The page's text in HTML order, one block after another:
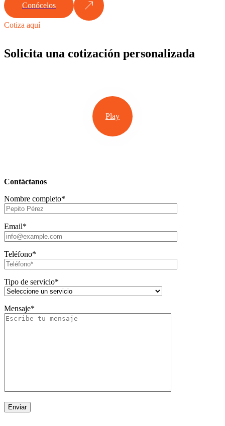
Conócelos
Cotiza aquí
Solicita una cotización personalizada
Play
Contáctanos
Nombre completo*
Email*
Teléfono*
Tipo de servicio*
Mensaje*